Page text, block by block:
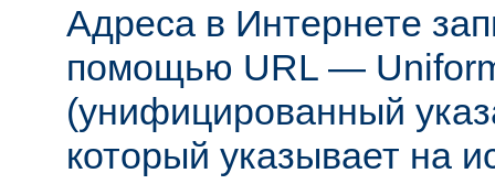
Адреса в Интернете
помощью URL —
(унифицированный
который указывает на